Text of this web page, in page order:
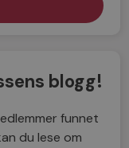
blogg!
funnet
du lese om